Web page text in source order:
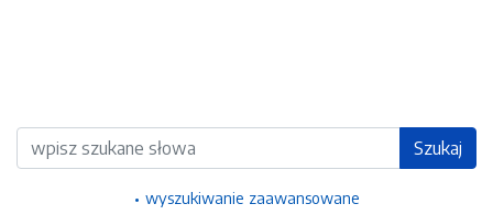
Wyszukiwarka Szukaj
wyszukiwanie zaawansowane